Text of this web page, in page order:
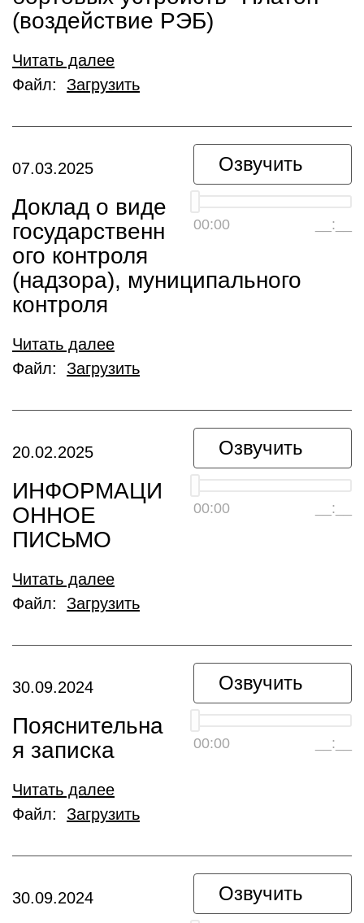
(воздействие РЭБ)
Читать далее
Файл: Загрузить
Озвучить
00:00 __:__
07.03.2025
Доклад о виде
государственн
ого контроля
(надзора), муниципального
контроля
Читать далее
Файл: Загрузить
Озвучить
00:00 __:__
20.02.2025
ИНФОРМАЦИ
ОННОЕ
ПИСЬМО
Читать далее
Файл: Загрузить
Озвучить
00:00 __:__
30.09.2024
Пояснительна
я записка
Читать далее
Файл: Загрузить
Озвучить
30.09.2024